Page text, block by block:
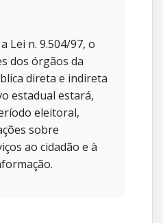
Lei n. 9.504/97, o
dos órgãos da
direta e indireta
estadual estará,
eleitoral,
sobre
ao cidadão e à